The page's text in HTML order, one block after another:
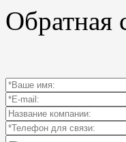
Обратная